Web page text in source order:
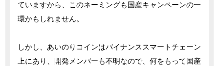
ていますから、このネーミングも国産キャンペーンの一
環かもしれません。
しかし、あいのりコインはバイナンススマートチェーン
上にあり、開発メンバーも不明なので、何をもって国産